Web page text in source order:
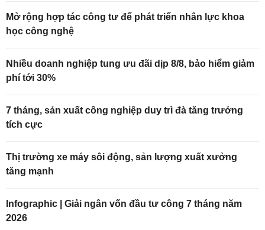
Mở rộng hợp tác công tư để phát triển nhân lực khoa
học công nghệ
Nhiều doanh nghiệp tung ưu đãi dịp 8/8, bảo hiểm giảm
phí tới 30%
7 tháng, sản xuất công nghiệp duy trì đà tăng trưởng
tích cực
Thị trường xe máy sôi động, sản lượng xuất xưởng
tăng mạnh
Infographic | Giải ngân vốn đầu tư công 7 tháng năm
2026